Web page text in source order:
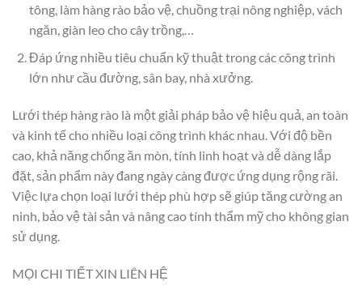
tông, làm hàng rào bảo vệ, chuồng trại nông nghiệp, vách
ngăn, giàn leo cho cây trồng,…
Đáp ứng nhiều tiêu chuẩn kỹ thuật trong các công trình
lớn như cầu đường, sân bay, nhà xưởng.
Lưới thép hàng rào là một giải pháp bảo vệ hiệu quả, an toàn
và kinh tế cho nhiều loại công trình khác nhau. Với độ bền
cao, khả năng chống ăn mòn, tính linh hoạt và dễ dàng lắp
đặt, sản phẩm này đang ngày càng được ứng dụng rộng rãi.
Việc lựa chọn loại lưới thép phù hợp sẽ giúp tăng cường an
ninh, bảo vệ tài sản và nâng cao tính thẩm mỹ cho không gian
sử dụng.
MỌI CHI TIẾT XIN LIÊN HỆ